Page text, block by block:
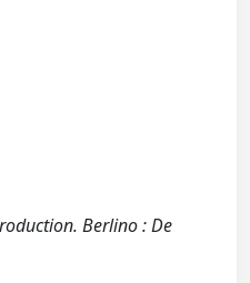
Berlino : De